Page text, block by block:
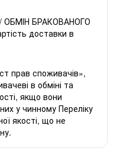
БРАКОВАНОГО
доставки в
прав споживачів»,
в обміні та
якщо вони
у чинному Переліку
якості, що не
.